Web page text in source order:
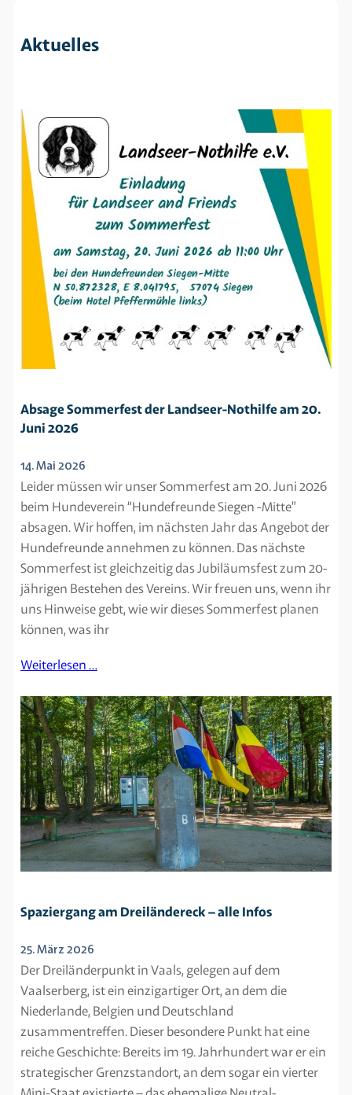
Aktuelles
Absage Sommerfest der Landseer-Nothilfe am 20.
Juni 2026
14. Mai 2026
Leider müssen wir unser Sommerfest am 20. Juni 2026
beim Hundeverein “Hundefreunde Siegen -Mitte”
absagen. Wir hoffen, im nächsten Jahr das Angebot der
Hundefreunde annehmen zu können. Das nächste
Sommerfest ist gleichzeitig das Jubiläumsfest zum 20-
jährigen Bestehen des Vereins. Wir freuen uns, wenn ihr
uns Hinweise gebt, wie wir dieses Sommerfest planen
können, was ihr
Weiterlesen …
Spaziergang am Dreiländereck – alle Infos
25. März 2026
Der Dreiländerpunkt in Vaals, gelegen auf dem
Vaalserberg, ist ein einzigartiger Ort, an dem die
Niederlande, Belgien und Deutschland
zusammentreffen. Dieser besondere Punkt hat eine
reiche Geschichte: Bereits im 19. Jahrhundert war er ein
strategischer Grenzstandort, an dem sogar ein vierter